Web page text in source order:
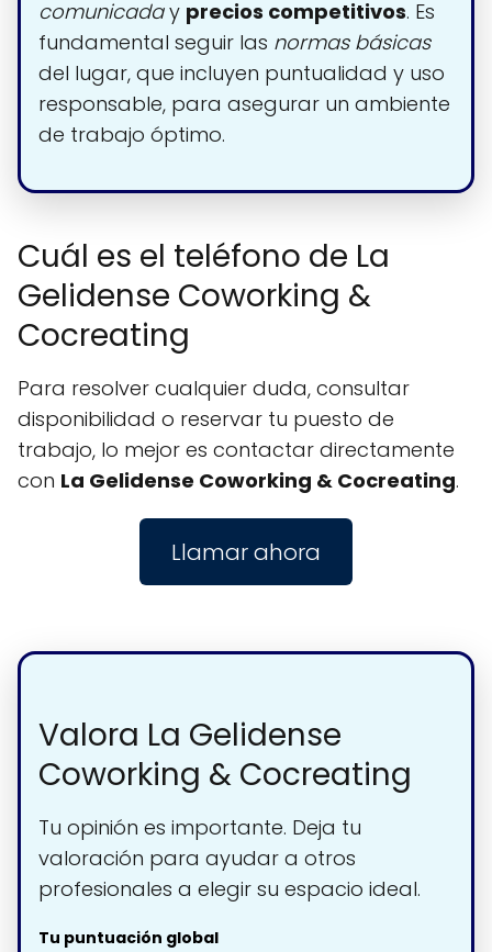
comunicaday precios competitivos. Es
fundamental seguir las normas básicas
del lugar, que incluyen puntualidad y uso
responsable, para asegurar un ambiente
de trabajo óptimo.
Cuál es el teléfono de La
Gelidense Coworking &
Cocreating
Para resolver cualquier duda, consultar
disponibilidad o reservar tu puesto de
trabajo, lo mejor es contactar directamente
con La Gelidense Coworking & Cocreating.
Llamar ahora
Valora La Gelidense
Coworking & Cocreating
Tu opinión es importante. Deja tu
valoración para ayudar a otros
profesionales a elegir su espacio ideal.
Tu puntuación global